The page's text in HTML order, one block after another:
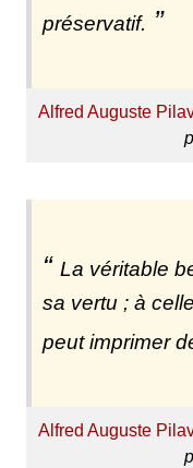
préservatif.
Alfred Auguste
La véritable
sa vertu ; à
peut imprimer
Alfred Auguste